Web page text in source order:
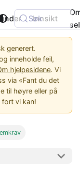
Innsikt
Søk
generert.
inneholde feil,
hjelpesidene. Vi
via «Fant du det
til høyre eller på
fort vi kan!